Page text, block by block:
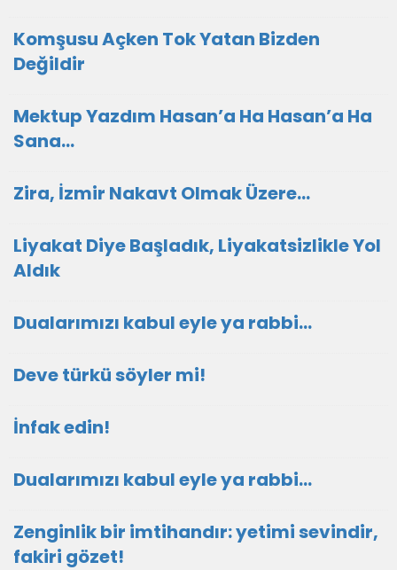
Komşusu Açken Tok Yatan Bizden
Değildir
Mektup Yazdım Hasan’a Ha Hasan’a Ha
Sana…
Zira, İzmir Nakavt Olmak Üzere…
Liyakat Diye Başladık, Liyakatsizlikle Yol
Aldık
Dualarımızı kabul eyle ya rabbi...
Deve türkü söyler mi!
İnfak edin!
Dualarımızı kabul eyle ya rabbi...
Zenginlik bir imtihandır: yetimi sevindir,
fakiri gözet!